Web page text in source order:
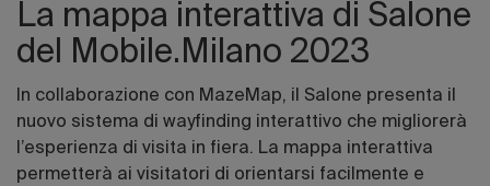
La mappa interattiva di Salone
del Mobile.Milano 2023
In collaborazione con MazeMap, il Salone presenta il
nuovo sistema di wayfinding interattivo che migliorerà
l’esperienza di visita in fiera. La mappa interattiva
permetterà ai visitatori di orientarsi facilmente e